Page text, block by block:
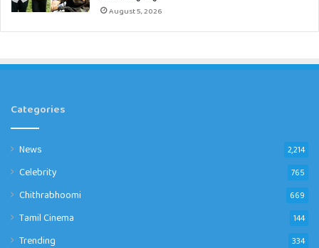
August 5, 2026
Categories
News 2,214
Celebrity 765
Chithrabhoomi 669
Tamil Cinema 144
Trending 334